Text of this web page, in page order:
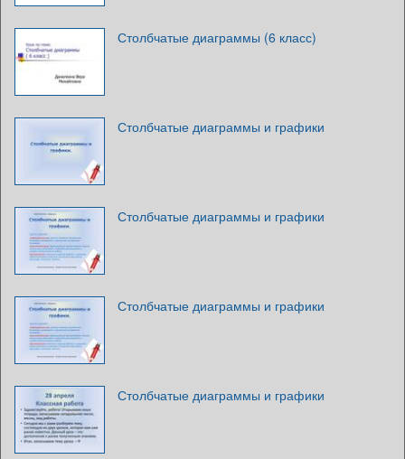
Столбчатые диаграммы (6 класс)
Столбчатые диаграммы и графики
Столбчатые диаграммы и графики
Столбчатые диаграммы и графики
Столбчатые диаграммы и графики